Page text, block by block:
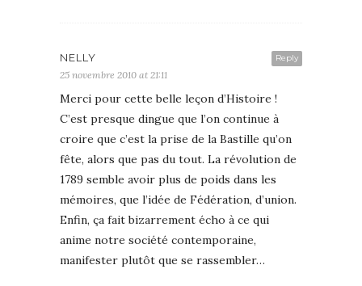
Reply
NELLY
25 novembre 2010 at 21:11
Merci pour cette belle leçon d’Histoire !
C’est presque dingue que l’on continue à
croire que c’est la prise de la Bastille qu’on
fête, alors que pas du tout. La révolution de
1789 semble avoir plus de poids dans les
mémoires, que l’idée de Fédération, d’union.
Enfin, ça fait bizarrement écho à ce qui
anime notre société contemporaine,
manifester plutôt que se rassembler…